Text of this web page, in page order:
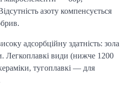
азоту компенсується
адсорбційну здатність: зола
Легкоплавкі види (нижче 1200
тугоплавкі — для